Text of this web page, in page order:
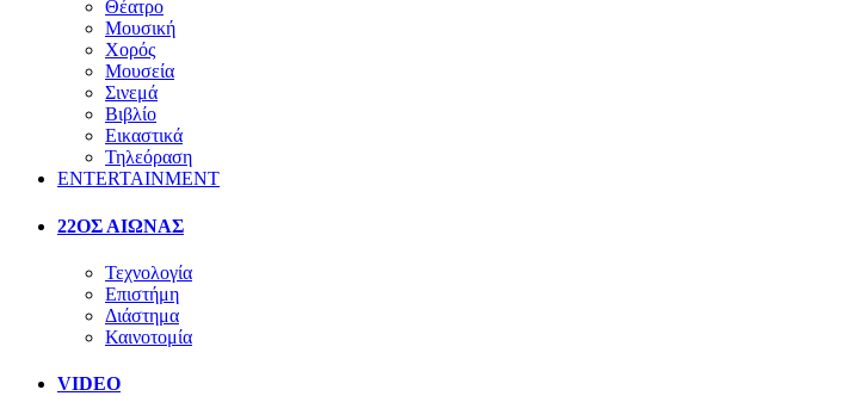
Θέατρο
Μουσική
Χορός
Μουσεία
Σινεμά
Βιβλίο
Εικαστικά
Τηλεόραση
ENTERTAINMENT
22ΟΣ ΑΙΩΝΑΣ
Τεχνολογία
Επιστήμη
Διάστημα
Καινοτομία
VIDEO